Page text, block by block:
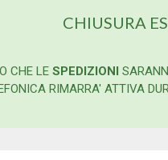
CHIUSURA
CHE LE SPEDIZIONI
RIMARRA' ATTIVA